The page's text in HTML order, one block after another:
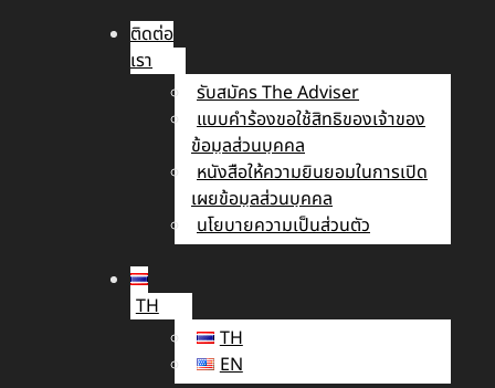
ติดต่อ
เรา
รับสมัคร The Adviser
แบบคำร้องขอใช้สิทธิของเจ้าของ
ข้อมูลส่วนบุคคล
หนังสือให้ความยินยอมในการเปิด
เผยข้อมูลส่วนบุคคล
นโยบายความเป็นส่วนตัว
TH
TH
EN